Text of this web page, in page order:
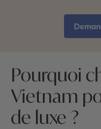
Pourquoi
Vietnam
de luxe ?